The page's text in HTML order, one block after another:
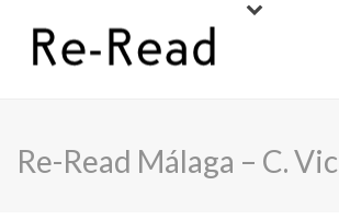
Re-Read Málaga – C.